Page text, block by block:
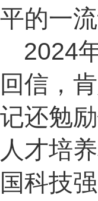
平的一
2024
回信，
记还勉
人才培
国科技